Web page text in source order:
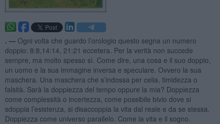
. — Ogni volta che guardo l’orologio questo segna un numero
doppio: 8:8,14:14, 21:21 eccetera. Per la verità non succede
sempre, ma molto spesso sì. Come dire, una cosa e il suo doppio,
un uomo e la sua immagine inversa e speculare. Ovvero la sua
maschera. Una maschera che s’indossa per celia, timidezza o
falsità. Sarà la doppiezza del tempo oppure la mia? Doppiezza
come complessità o incertezza, come possibile bivio dove si
sdoppia l’esistenza, si disaccoppia la vita dal reale e da se stessa.
Doppiezza come universo parallelo. Come la vita e il sogno.